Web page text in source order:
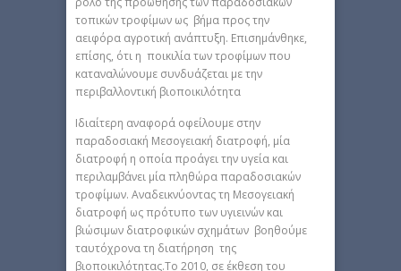
τοπικών τροφίμων ως βήμα προς την
αειφόρα αγροτική ανάπτυξη. Επισημάνθηκε,
επίσης, ότι η ποικιλία των τροφίμων που
καταναλώνουμε συνδυάζεται με την
περιβαλλοντική βιοποικιλότητα
Ιδιαίτερη αναφορά οφείλουμε στην
παραδοσιακή Μεσογειακή διατροφή, μία
διατροφή η οποία προάγει την υγεία και
περιλαμβάνει μία πληθώρα παραδοσιακών
τροφίμων. Αναδεικνύοντας τη Μεσογειακή
διατροφή ως πρότυπο των υγιεινών και
βιώσιμων διατροφικών σχημάτων βοηθούμε
ταυτόχρονα τη διατήρηση της
βιοποικιλότητας.Το 2010, σε έκθεση του